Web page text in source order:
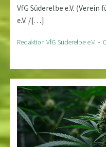
VfG Süderelbe e.V. (Verein
e.V. /[…]
Redaktion VfG Süderelbe e.V. -